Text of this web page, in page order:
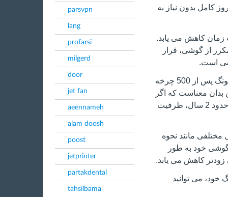
parsvpn
lang
profarsi
milgerd
door
jet fan
aeennameh
alam doosh
poost
jetprinter
partakdental
tahsilbama
کامل بدون نیاز به
کاهش می یابد.
از گوشی، قرار
است.
به طور کلی، ظرفیت باتری گوشی های سامسونگ پس از 500 چرخه
این بدان معناست که اگر
گوشی شما را روزانه دو بار شارژ کنید، پس از حدود 2 سال، ظرفیت
مانند نحوه
گوشی خود به طور
زودتر کاهش می یابد.
می توانید